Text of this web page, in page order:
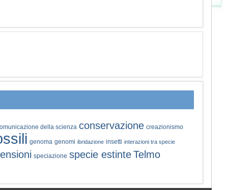
della scienza conservazione creazionismo
genoma genomi ibridazione insetti interazioni tra specie
speciazione specie estinteTelmo